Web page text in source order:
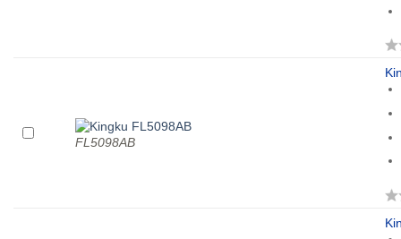
FL5098AB